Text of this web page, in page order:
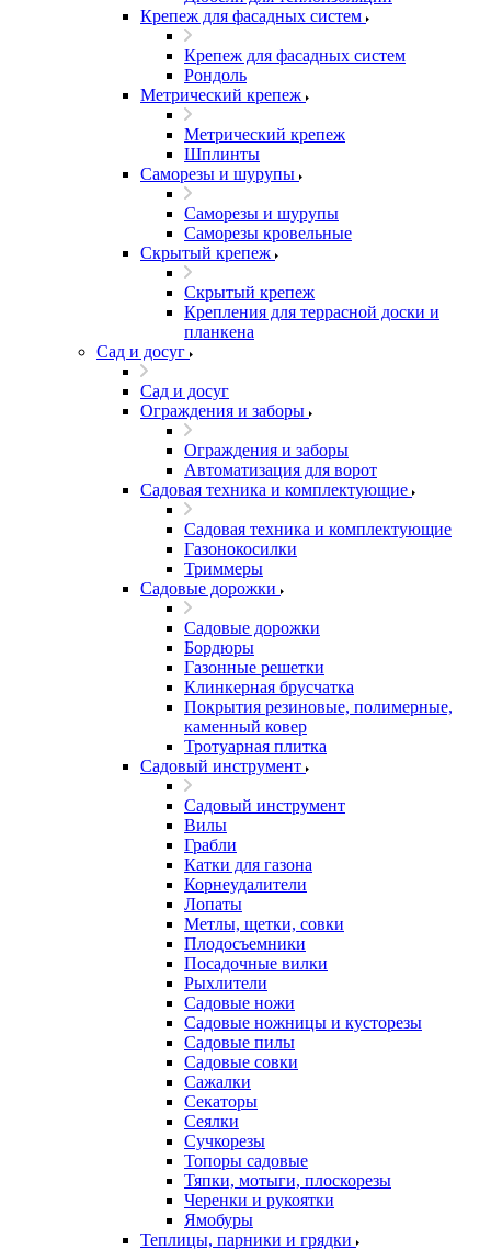
Крепеж для фасадных систем
Крепеж для фасадных систем
Рондоль
Метрический крепеж
Метрический крепеж
Шплинты
Саморезы и шурупы
Саморезы и шурупы
Саморезы кровельные
Скрытый крепеж
Скрытый крепеж
Крепления для террасной доски и
планкена
Сад и досуг
Сад и досуг
Ограждения и заборы
Ограждения и заборы
Автоматизация для ворот
Садовая техника и комплектующие
Садовая техника и комплектующие
Газонокосилки
Триммеры
Садовые дорожки
Садовые дорожки
Бордюры
Газонные решетки
Клинкерная брусчатка
Покрытия резиновые, полимерные,
каменный ковер
Тротуарная плитка
Садовый инструмент
Садовый инструмент
Вилы
Грабли
Катки для газона
Корнеудалители
Лопаты
Метлы, щетки, совки
Плодосъемники
Посадочные вилки
Рыхлители
Садовые ножи
Садовые ножницы и кусторезы
Садовые пилы
Садовые совки
Сажалки
Секаторы
Сеялки
Сучкорезы
Топоры садовые
Тяпки, мотыги, плоскорезы
Черенки и рукоятки
Ямобуры
Теплицы, парники и грядки